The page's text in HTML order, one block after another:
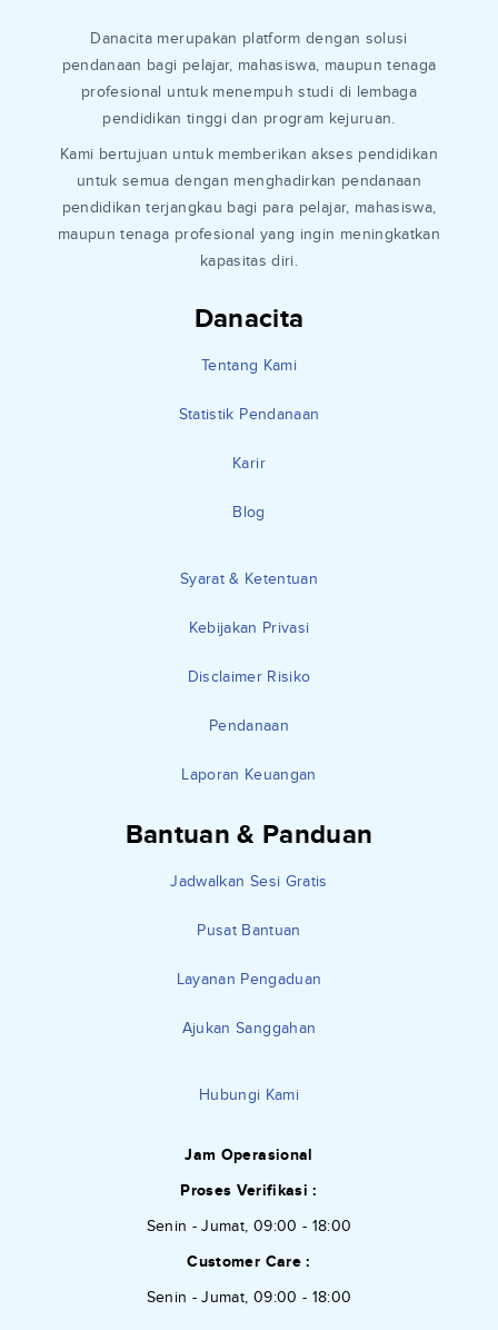
Danacita
Tentang Kami
Statistik Pendanaan
Karir
Blog
Syarat & Ketentuan
Kebijakan Privasi
Disclaimer Risiko
Pendanaan
Laporan Keuangan
Bantuan & Panduan
Jadwalkan Sesi Gratis
Pusat Bantuan
Layanan Pengaduan
Ajukan Sanggahan
Hubungi Kami
Jam Operasional
Proses Verifikasi :
Senin - Jumat, 09:00 - 18:00
Customer Care :
Senin - Jumat, 09:00 - 18:00
Danacita merupakan platform dengan solusi
pendanaan bagi pelajar, mahasiswa, maupun tenaga
profesional untuk menempuh studi di lembaga
pendidikan tinggi dan program kejuruan.
Kami bertujuan untuk memberikan akses pendidikan
untuk semua dengan menghadirkan pendanaan
pendidikan terjangkau bagi para pelajar, mahasiswa,
maupun tenaga profesional yang ingin meningkatkan
kapasitas diri.